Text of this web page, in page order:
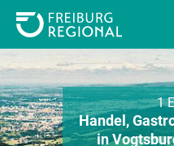
1
Handel,
in